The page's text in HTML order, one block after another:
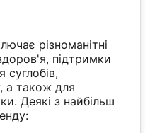
різноманітні
підтримки
суглобів,
а також для
Деякі з найбільш